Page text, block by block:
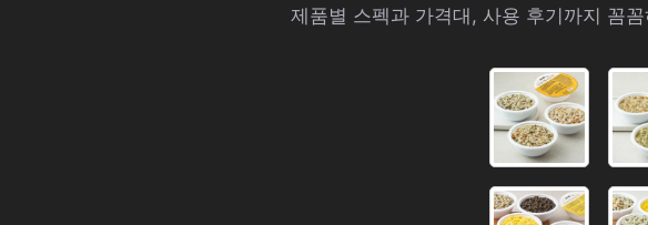
제품별 스펙과 가격대, 사용 후기까지 꼼